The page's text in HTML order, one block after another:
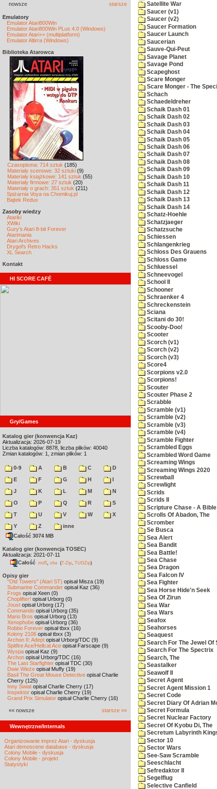
nowsze starsze
Emulatory
Emulator Atari800Win
Emulator Atari800Win PLus 4.0 (Windows)
Emulator Atari++ (multiplatform)
Emulator Altirra (Windows)
Biblioteka Atarowca
Czasopisma: 714 sztuk (185)
Materiały scenowe: 32 sztuki (9)
Materiały książkowe: 141 sztuk (55)
Materiały firmowe: 27 sztuk (20)
Materiały o grach: 351 sztuk (211)
Spiżarnia Voya na Chomikuj.pl
Bajtek Redux
Zasoby wiedzy
Atariki
XWiki
Gury's Atari 8-bit Forever
Atarimania
Atari Archives
Drygol's Retro Hacks
XL Search
Kontakt
HI SCORE CAFÉ
Gry/Games
Katalog gier (konwencja Kaz)
Aktualizacja: 2026-07-19
Liczba katalogów: 8878, liczba plików: 40040
Zmian katalogów: 1, zmian plików: 1
0-9 A B C
D
E
F G H
I
J
K L M
N
O
P Q R
S
T
U V W
X
Y
Z
inne
Całość 3074 MB
Katalog gier (konwencja TOSEC)
Aktualizacja: 2021-07-11
Całość md5 sha (7-Zip TUGZip)
Opisy gier
"Old Towers" (Atari ST) opisał Misza (19)
Submarine Commander opisał Kaz (36)
Frogs opisał Xeen (0)
Choplifter! opisał Urborg (0)
Joust opisał Urborg (17)
Commando opisał Urborg (35)
Mario Bros opisał Urborg (13)
Xenophobe opisał Urborg (36)
Robbo Forever opisał tbxx (16)
Kolony 2106 opisał tbxx (3)
Archon II: Adept opisał Urborg/TDC (9)
Spitfire Ace/Hellcat Ace opisał Farscape (9)
Wyspa opisał Kaz (9)
Archon opisał Urborg/TDC (16)
The Last Starfighter opisał TDC (30)
Dwie Wieże opisał Muffy (19)
Basil The Great Mouse Detective opisał Charlie
Cherry (125)
Inny Świat opisał Charlie Cherry (17)
Inspektor opisał Charlie Cherry (19)
Grand Prix Simulator opisał Charlie Cherry (16)
«« nowsze starsze »»
Wewnętrzne/Internals
Organizowanie imprez Atari - dyskusja
Atari demoscene database - dyskusja
Colony Mobile - dyskusja
Colony Mobile - projekt
Statystyki
Satellite War
Saucer (v1)
Saucer (v2)
Saucer Formation
Saucer Launch
Saucerian
Sauve-Qui-Peut
Savage Planet
Savage Pond
Scapeghost
Scare Monger
Scare Monger - The
Schach
Schaedeldreher
Schaik Dash 01
Schaik Dash 02
Schaik Dash 03
Schaik Dash 04
Schaik Dash 05
Schaik Dash 06
Schaik Dash 07
Schaik Dash 08
Schaik Dash 09
Schaik Dash 10
Schaik Dash 11
Schaik Dash 12
Schaik Dash 13
Schaik Dash 14
Schatz-Hoehle
Schatzjaeger
Schatzsuche
Schiessen
Schlangenkrieg
Schloss Des Grauens
Schloss Game
Schluessel
Schneevogel
School II
Schooner
Schraenker 4
Schreckenstein
Sciana
Scitani do 30!
Scooby-Doo!
Scooter
Scorch (v1)
Scorch (v2)
Scorch (v3)
Score4
Scorpions v2.0
Scorpions!
Scouter
Scouter Phase 2
Scrabble
Scramble (v1)
Scramble (v2)
Scramble (v3)
Scramble (v4)
Scramble Fighter
Scrambled Eggs
Scrambled Word Game
Screaming Wings
Screaming Wings 2020
Screwball
Screwlight
Scrids
Scrids II
Scripture Chase - A Bible
Scrolls Of Abadon, The
Scromber
Se Busca
Sea Alert
Sea Bandit
Sea Battle!
Sea Chase
Sea Dragon
Sea Falcon IV
Sea Fighter
Sea Horse Hide'n Seek
Sea Of Zirun
Sea War
Sea Wars
Seafox
Seahorses
Seaquest
Search For The Jewel Of
Search For The Spectrix
Search, The
Seastalker
Seawolf II
Secret Agent
Secret Agent Mission 1
Secret Code
Secret Diary Of Adrian
Secret Formula
Secret Nuclear Factory
Secret Of Kyobu Di, The
Secretum Labyrinth
Sector 10
Sector Wars
See-Saw Scramble
Seeschlacht
Sefredaktor II
Segelflug
Selective Canfield